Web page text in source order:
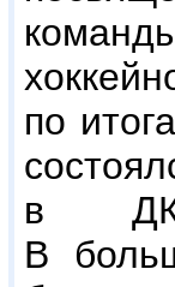
по
в ДК
В